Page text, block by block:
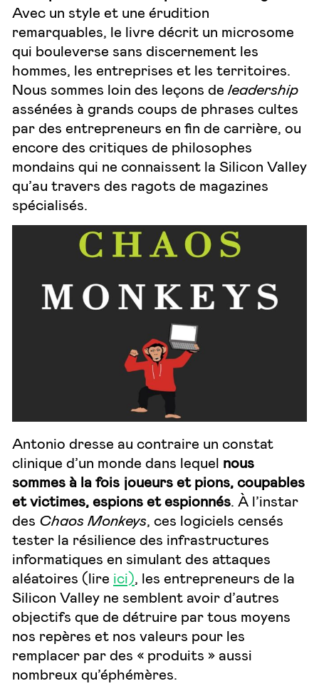
Avec un style et une érudition
remarquables, le livre décrit un microsome
qui bouleverse sans discernement les
hommes, les entreprises et les territoires.
Nous sommes loin des leçons de leadership
assénées à grands coups de phrases cultes
par des entrepreneurs en fin de carrière, ou
encore des critiques de philosophes
mondains qui ne connaissent la Silicon Valley
qu’au travers des ragots de magazines
spécialisés.
Antonio dresse au contraire un constat
clinique d’un monde dans lequel nous
sommes à la fois joueurs et pions, coupables
et victimes, espions et espionnés. À l’instar
des Chaos Monkeys, ces logiciels censés
tester la résilience des infrastructures
informatiques en simulant des attaques
aléatoires (lire ici), les entrepreneurs de la
Silicon Valley ne semblent avoir d’autres
objectifs que de détruire par tous moyens
nos repères et nos valeurs pour les
remplacer par des « produits » aussi
nombreux qu’éphémères.